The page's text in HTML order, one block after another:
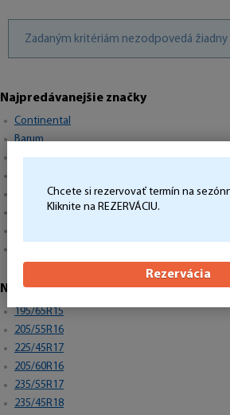
Zadaným kritériám nezodpovedá žiadny
Najpredávanejšie značky
Continental
Barum
Matador
Hankook
Michelin
Najpredávanejšie rozmery
195/65R15
205/55R16
225/45R17
205/60R16
235/55R17
235/45R18
Chcete si rezervovať termín na
Kliknite na REZERVÁCIU.
Rezervácia